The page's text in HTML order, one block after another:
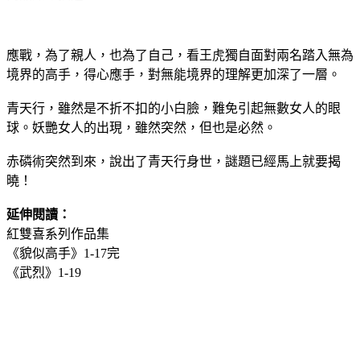
應戰，為了親人，也為了自己，看王虎獨自面對兩名踏入無為
境界的高手，得心應手，對無能境界的理解更加深了一層。
青天行，雖然是不折不扣的小白臉，難免引起無數女人的眼
球。妖艷女人的出現，雖然突然，但也是必然。
赤磷術突然到來，說出了青天行身世，謎題已經馬上就要揭
曉！
延伸閱讀：
紅雙喜系列作品集
《貌似高手》1-17完
《武烈》1-19